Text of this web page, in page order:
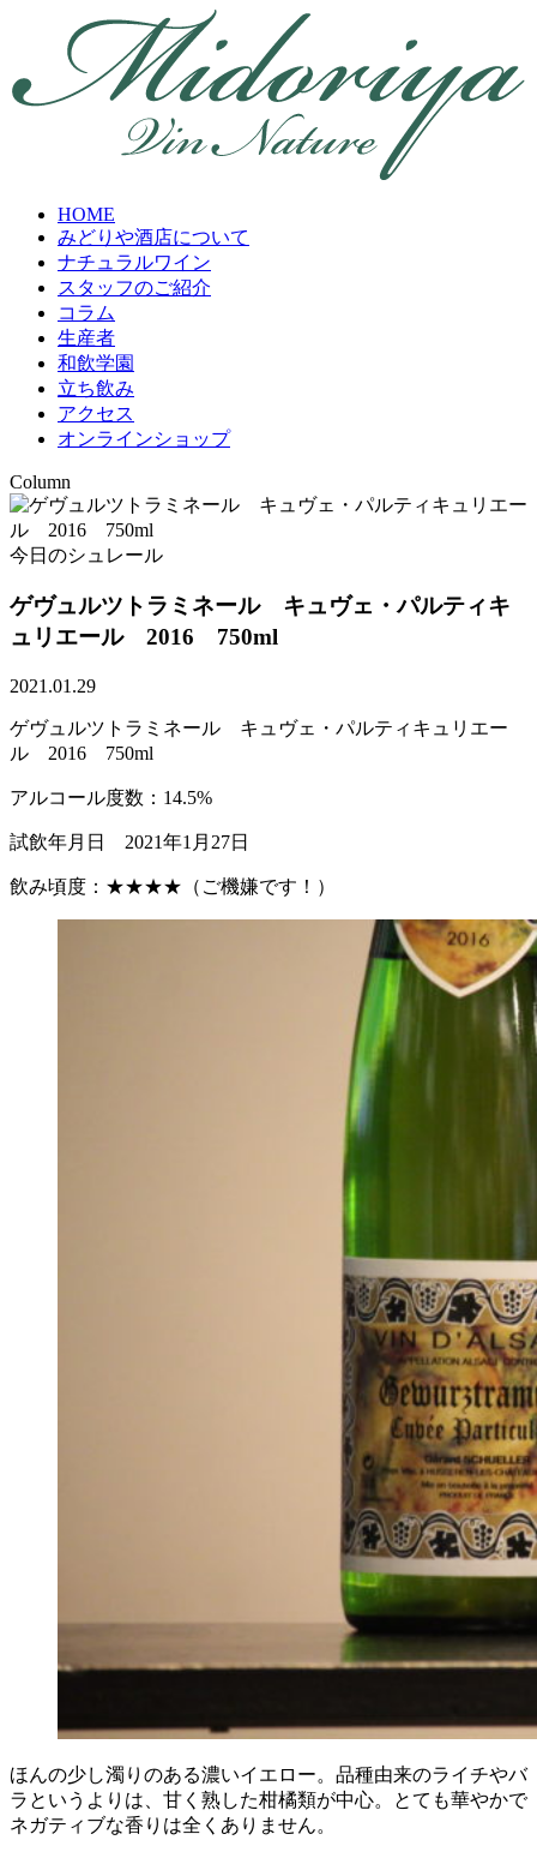
HOME
みどりや酒店について
ナチュラルワイン
スタッフのご紹介
コラム
生産者
和飲学園
立ち飲み
アクセス
オンラインショップ
Column
今日のシュレール
ゲヴュルツトラミネール キュヴェ・パルティキ
ュリエール 2016 750ml
2021.01.29
ゲヴュルツトラミネール キュヴェ・パルティキュリエー
ル 2016 750ml
アルコール度数：14.5%
試飲年月日 2021年1月27日
飲み頃度：★★★★（ご機嫌です！）
ほんの少し濁りのある濃いイエロー。品種由来のライチやバ
ラというよりは、甘く熟した柑橘類が中心。とても華やかで
ネガティブな香りは全くありません。